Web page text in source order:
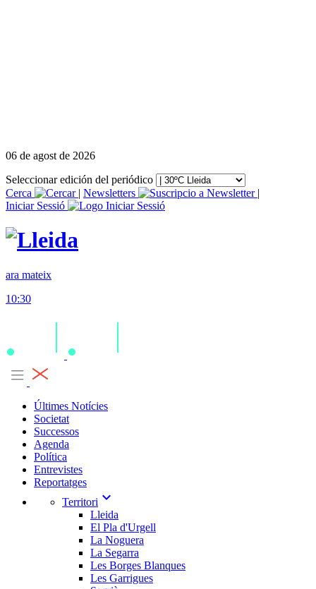
06 de agost de 2026
Seleccionar edición del periódico
Cerca
| Newsletters
|
Iniciar Sessió
ara mateix
10:30
Últimes Notícies
Societat
Successos
Agenda
Política
Entrevistes
Reportatges
Territori expand_more
Lleida
El Pla d'Urgell
La Noguera
La Segarra
Les Borges Blanques
Les Garrigues